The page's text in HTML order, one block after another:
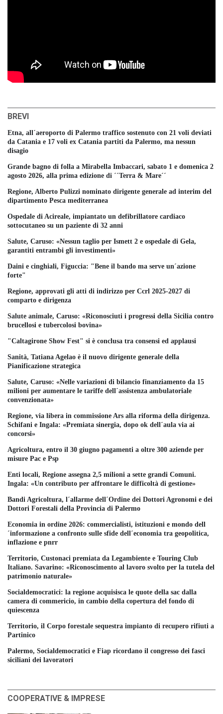
BREVI
Etna, all´aeroporto di Palermo traffico sostenuto con 21 voli deviati
da Catania e 17 voli ex Catania partiti da Palermo, ma nessun
disagio
Grande bagno di folla a Mirabella Imbaccari, sabato 1 e domenica 2
agosto 2026, alla prima edizione di ´´Terra & Mare´´
Regione, Alberto Pulizzi nominato dirigente generale ad interim del
dipartimento Pesca mediterranea
Ospedale di Acireale, impiantato un defibrillatore cardiaco
sottocutaneo su un paziente di 32 anni
Salute, Caruso: «Nessun taglio per Ismett 2 e ospedale di Gela,
garantiti entrambi gli investimenti»
Daini e cinghiali, Figuccia: "Bene il bando ma serve un´azione
forte"
Regione, approvati gli atti di indirizzo per Ccrl 2025-2027 di
comparto e dirigenza
Salute animale, Caruso: «Riconosciuti i progressi della Sicilia contro
brucellosi e tubercolosi bovina»
"Caltagirone Show Fest" si è conclusa tra consensi ed applausi
Sanità, Tatiana Agelao è il nuovo dirigente generale della
Pianificazione strategica
Salute, Caruso: «Nelle variazioni di bilancio finanziamento da 15
milioni per aumentare le tariffe dell´assistenza ambulatoriale
convenzionata»
Regione, via libera in commissione Ars alla riforma della dirigenza.
Schifani e Ingala: «Premiata sinergia, dopo ok dell´aula via ai
concorsi»
Agricoltura, entro il 30 giugno pagamenti a oltre 300 aziende per
misure Pac e Psp
Enti locali, Regione assegna 2,5 milioni a sette grandi Comuni.
Ingala: «Un contributo per affrontare le difficoltà di gestione»
Bandi Agricoltura, l´allarme dell´Ordine dei Dottori Agronomi e dei
Dottori Forestali della Provincia di Palermo
Economia in ordine 2026: commercialisti, istituzioni e mondo dell
´informazione a confronto sulle sfide dell´economia tra geopolitica,
inflazione e pnrr
Territorio, Custonaci premiata da Legambiente e Touring Club
Italiano. Savarino: «Riconoscimento al lavoro svolto per la tutela del
patrimonio naturale»
Socialdemocratici: la regione acquisisca le quote della sac dalla
camera di commericio, in cambio della copertura del fondo di
quiescenza
Territorio, il Corpo forestale sequestra impianto di recupero rifiuti a
Partinico
Palermo, Socialdemocratici e Fiap ricordano il congresso dei fasci
siciliani dei lavoratori
COOPERATIVE & IMPRESE